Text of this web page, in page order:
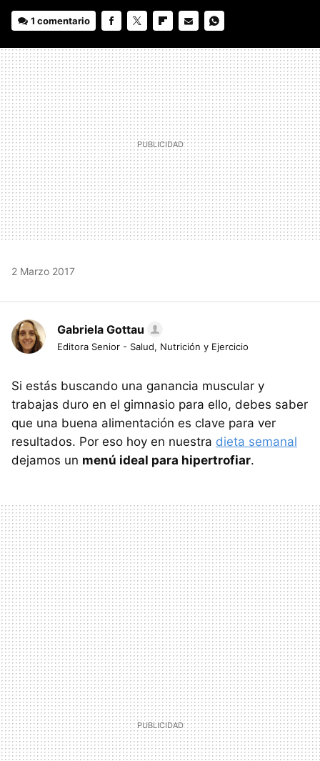
1 comentario
MAIL
2 Marzo 2017
Gabriela Gottau
Editora Senior - Salud, Nutrición y Ejercicio
Si estás buscando una ganancia muscular y
trabajas duro en el gimnasio para ello, debes saber
que una buena alimentación es clave para ver
resultados. Por eso hoy en nuestra dieta semanal
dejamos un menú ideal para hipertrofiar.